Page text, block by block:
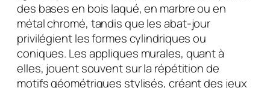
des bases en bois laqué, en marbre ou en
métal chromé, tandis que les abat-jour
privilégient les formes cylindriques ou
coniques. Les appliques murales, quant à
elles, jouent souvent sur la répétition de
motifs géométriques stylisés, créant des jeux